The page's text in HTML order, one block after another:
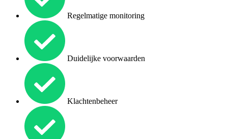
Regelmatige monitoring
Duidelijke voorwaarden
Klachtenbeheer